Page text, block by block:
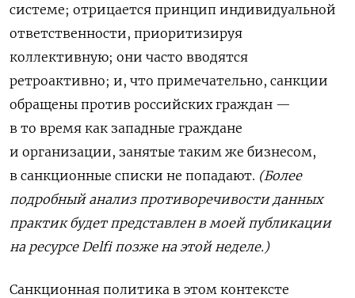
системе; отрицается принцип индивидуальной
ответственности, приоритизируя
коллективную; они часто вводятся
ретроактивно; и, что примечательно, санкции
обращены против российских граждан —
в то время как западные граждане
и организации, занятые таким же бизнесом,
в санкционные списки не попадают. (Более
подробный анализ противоречивости данных
практик будет представлен в моей публикации
на ресурсе Delfi позже на этой неделе.)
Санкционная политика в этом контексте